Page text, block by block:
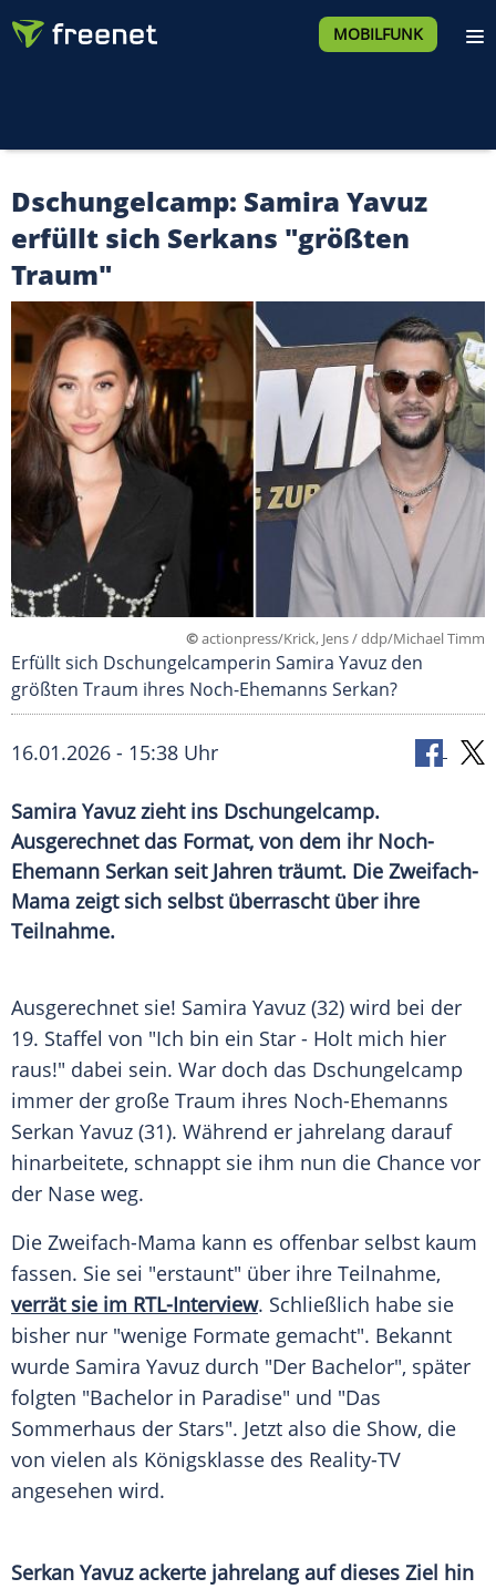
MOBILFUNK
Dschungelcamp: Samira Yavuz
erfüllt sich Serkans "größten
Traum"
©actionpress/Krick, Jens / ddp/Michael Timm
Erfüllt sich Dschungelcamperin Samira Yavuz den
größten Traum ihres Noch-Ehemanns Serkan?
16.01.2026 - 15:38 Uhr
Samira Yavuz zieht ins Dschungelcamp.
Ausgerechnet das Format, von dem ihr Noch-
Ehemann Serkan seit Jahren träumt. Die Zweifach-
Mama zeigt sich selbst überrascht über ihre
Teilnahme.
Ausgerechnet sie! Samira Yavuz (32) wird bei der
19. Staffel von "Ich bin ein Star - Holt mich hier
raus!" dabei sein. War doch das Dschungelcamp
immer der große Traum ihres Noch-Ehemanns
Serkan Yavuz (31). Während er jahrelang darauf
hinarbeitete, schnappt sie ihm nun die Chance vor
der Nase weg.
Die Zweifach-Mama kann es offenbar selbst kaum
fassen. Sie sei "erstaunt" über ihre Teilnahme,
verrät sie im RTL-Interview. Schließlich habe sie
bisher nur "wenige Formate gemacht". Bekannt
wurde Samira Yavuz durch "Der Bachelor", später
folgten "Bachelor in Paradise" und "Das
Sommerhaus der Stars". Jetzt also die Show, die
von vielen als Königsklasse des Reality-TV
angesehen wird.
Serkan Yavuz ackerte jahrelang auf dieses Ziel hin